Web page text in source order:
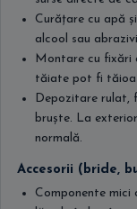
Curățare cu apă
alcool sau
Montare cu fixări
tăiate pot fi
Depozitare rulat,
bruște. La
normală.
Accesorii (bride,
Componente mici